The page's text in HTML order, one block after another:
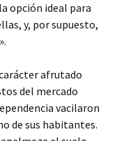
opción ideal para
y, por supuesto,
afrutado
del mercado
vacilaron
de sus habitantes.